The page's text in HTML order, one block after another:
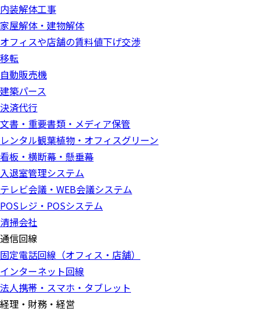
内装解体工事
家屋解体・建物解体
オフィスや店舗の賃料値下げ交渉
移転
自動販売機
建築パース
決済代行
文書・重要書類・メディア保管
レンタル観葉植物・オフィスグリーン
看板・横断幕・懸垂幕
入退室管理システム
テレビ会議・WEB会議システム
POSレジ・POSシステム
清掃会社
通信回線
固定電話回線（オフィス・店舗）
インターネット回線
法人携帯・スマホ・タブレット
経理・財務・経営